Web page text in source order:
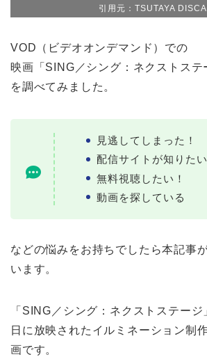
引用元：TSUTAYA
VOD（ビデオオンデマンド）での
映画「SING／シング：ネクストステ
を調べてみました。
見逃してしまった！
配信サイトが知りたい
無料視聴したい！
動画を探している
などの悩みをお持ちでしたら本記事
います。
「SING／シング：ネクストステー
日に放映されたイルミネーション制
画です。